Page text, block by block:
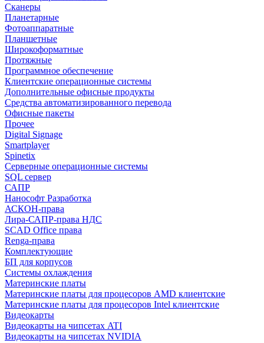
Сканеры
Планетарные
Фотоаппаратные
Планшетные
Широкоформатные
Протяжные
Программное обеспечение
Клиентские операционные системы
Дополнительные офисные продукты
Средства автоматизированного перевода
Офисные пакеты
Прочее
Digital Signage
Smartplayer
Spinetix
Серверные операционные системы
SQL сервер
САПР
Нанософт Разработка
АСКОН-права
Лира-САПР-права НДС
SCAD Office права
Renga-права
Комплектующие
БП для корпусов
Системы охлаждения
Материнские платы
Материнские платы для процесоров AMD клиентские
Материнские платы для процесоров Intel клиентские
Видеокарты
Видеокарты на чипсетах ATI
Видеокарты на чипсетах NVIDIA